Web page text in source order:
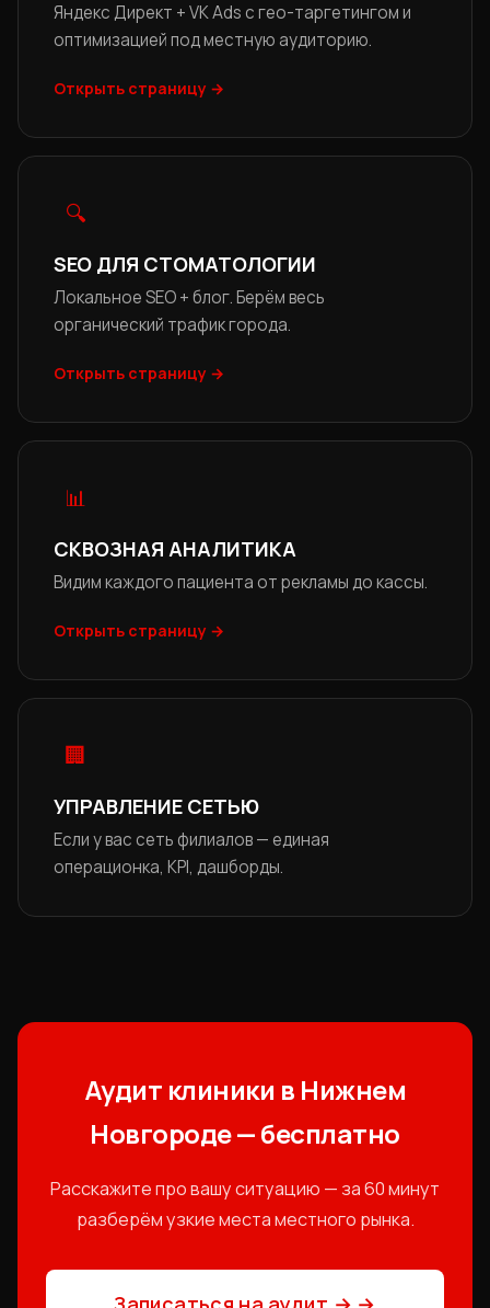
Яндекс Директ + VK Ads с гео-таргетингом и
оптимизацией под местную аудиторию.
Открыть страницу →
🔍
SEO ДЛЯ СТОМАТОЛОГИИ
Локальное SEO + блог. Берём весь
органический трафик города.
Открыть страницу →
📊
СКВОЗНАЯ АНАЛИТИКА
Видим каждого пациента от рекламы до кассы.
Открыть страницу →
🏢
УПРАВЛЕНИЕ СЕТЬЮ
Если у вас сеть филиалов — единая
операционка, KPI, дашборды.
Аудит клиники в Нижнем
Новгороде — бесплатно
Расскажите про вашу ситуацию — за 60 минут
разберём узкие места местного рынка.